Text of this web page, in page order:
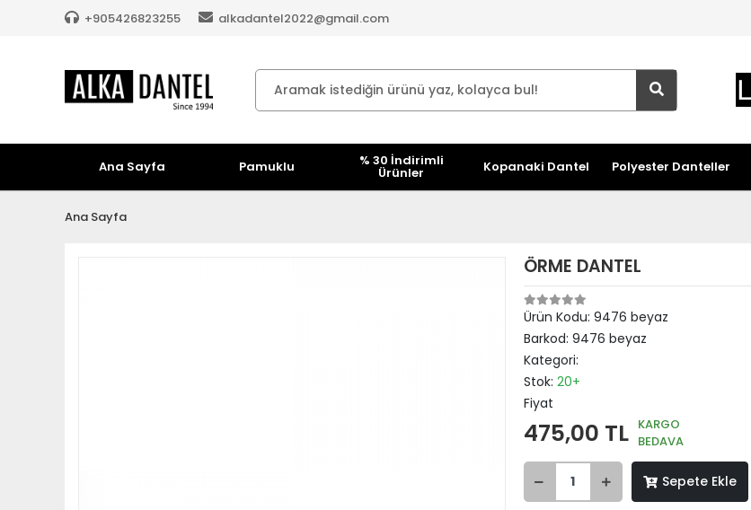
+905426823255 alkadantel2022@gmail.com
Ana Sayfa Pamuklu % 30 İndirimli
Ürünler Kopanaki Dantel Polyester Danteller
Ana Sayfa
ÖRME DANTEL
Ürün Kodu: 9476 beyaz
Barkod: 9476 beyaz
Kategori:
Stok: 20+
Fiyat
475,00 TL KARGO
BEDAVA
Sepete Ekle